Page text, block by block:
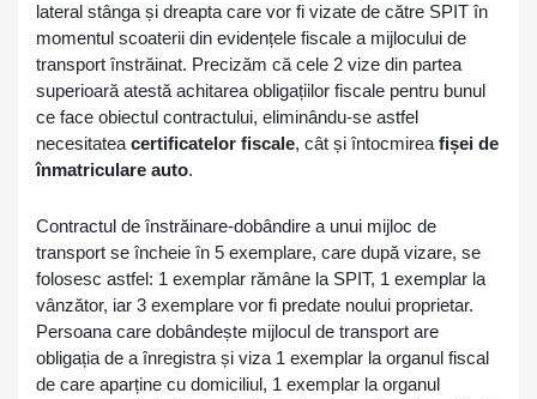
lateral stânga și dreapta care vor fi vizate de către SPIT în
momentul scoaterii din evidențele fiscale a mijlocului de
transport înstrăinat. Precizăm că cele 2 vize din partea
superioară atestă achitarea obligațiilor fiscale pentru bunul
ce face obiectul contractului, eliminându-se astfel
necesitatea certificatelor fiscale, cât și întocmirea fișei de
înmatriculare auto.
Contractul de înstrăinare-dobândire a unui mijloc de
transport se încheie în 5 exemplare, care după vizare, se
folosesc astfel: 1 exemplar rămâne la SPIT, 1 exemplar la
vânzător, iar 3 exemplare vor fi predate noului proprietar.
Persoana care dobândește mijlocul de transport are
obligația de a înregistra și viza 1 exemplar la organul fiscal
de care aparține cu domiciliul, 1 exemplar la organul